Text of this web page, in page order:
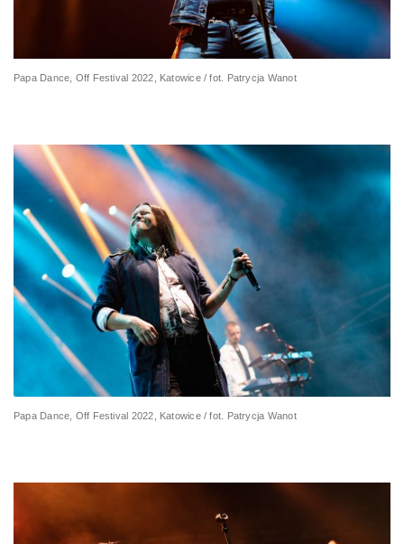
Papa Dance, Off Festival 2022, Katowice / fot. Patrycja Wanot
Papa Dance, Off Festival 2022, Katowice / fot. Patrycja Wanot